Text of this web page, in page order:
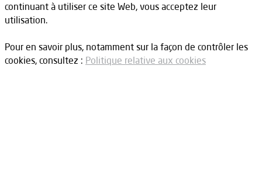
continuant à utiliser ce site Web, vous acceptez leur
utilisation.
Pour en savoir plus, notamment sur la façon de contrôler les
cookies, consultez : Politique relative aux cookies